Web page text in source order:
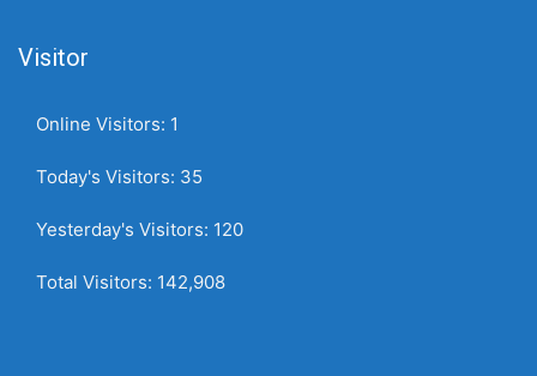
Visitor
Online Visitors: 1
Today's Visitors: 35
Yesterday's Visitors: 120
Total Visitors: 142,908